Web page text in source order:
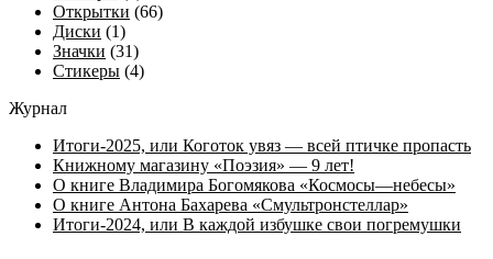
Открытки (66)
Диски (1)
Значки (31)
Стикеры (4)
Журнал
Итоги-2025, или Коготок увяз — всей птичке пропасть
Книжному магазину «Поэзия» — 9 лет!
О книге Владимира Богомякова «Космосы—небесы»
О книге Антона Бахарева «Смультронстеллар»
Итоги-2024, или В каждой избушке свои погремушки